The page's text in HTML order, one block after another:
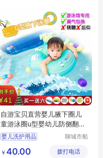
自游宝贝直营婴儿腋下圈儿
童游泳圈u型婴幼儿防侧翻双
气囊安全圈
婴儿洗护用品
母婴店洗护用品
聊城市船
乐设备有
￥ 40.00 拨打电话